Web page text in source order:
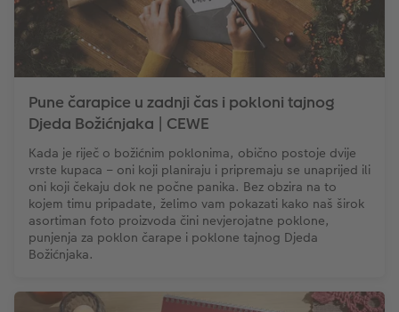
Pune čarapice u zadnji čas i pokloni tajnog
Djeda Božićnjaka | CEWE
Kada je riječ o božićnim poklonima, obično postoje dvije
vrste kupaca – oni koji planiraju i pripremaju se unaprijed ili
oni koji čekaju dok ne počne panika. Bez obzira na to
kojem timu pripadate, želimo vam pokazati kako naš širok
asortiman foto proizvoda čini nevjerojatne poklone,
punjenja za poklon čarape i poklone tajnog Djeda
Božićnjaka.